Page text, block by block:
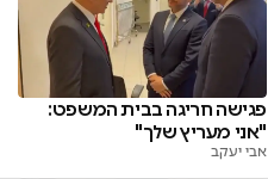
פגישה חריגה בבית המשפט:
"אני מעריץ שלך"
אבי יעקב